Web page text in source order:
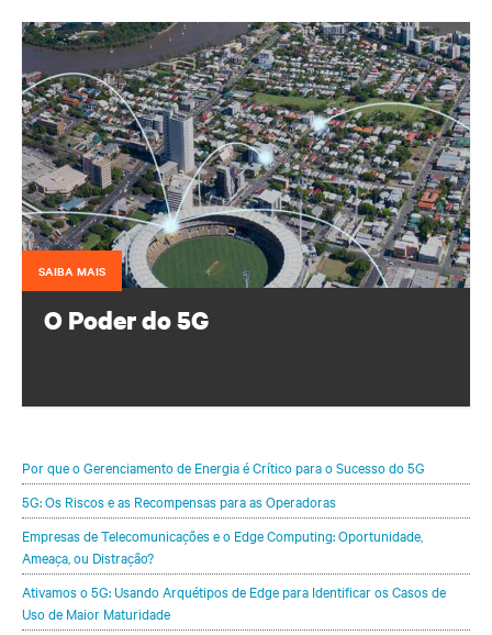
SAIBA MAIS
O Poder do 5G
Por que o Gerenciamento de Energia é Crítico para o Sucesso do 5G
5G: Os Riscos e as Recompensas para as Operadoras
Empresas de Telecomunicações e o Edge Computing: Oportunidade,
Ameaça, ou Distração?
Ativamos o 5G: Usando Arquétipos de Edge para Identificar os Casos de
Uso de Maior Maturidade